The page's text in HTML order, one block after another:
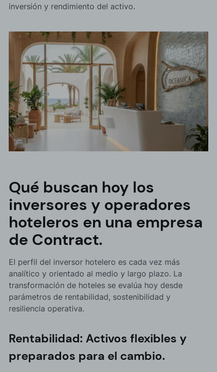
inversión y rendimiento del activo.
Qué buscan hoy los
inversores y operadores
hoteleros en una empresa
de Contract.
El perfil del inversor hotelero es cada vez más
analítico y orientado al medio y largo plazo. La
transformación de hoteles se evalúa hoy desde
parámetros de rentabilidad, sostenibilidad y
resiliencia operativa.
Rentabilidad: Activos flexibles y
preparados para el cambio.